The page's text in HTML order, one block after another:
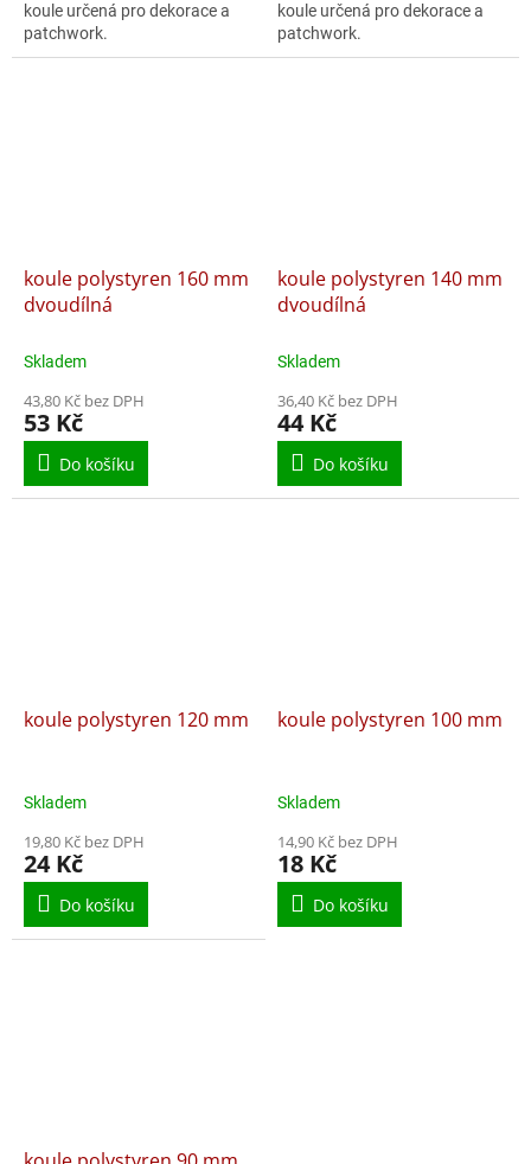
koule určená pro dekorace a
patchwork.
koule určená pro dekorace a
patchwork.
koule polystyren 160 mm
dvoudílná
Skladem
43,80 Kč bez DPH
53 Kč
Do košíku
koule polystyren 140 mm
dvoudílná
Skladem
36,40 Kč bez DPH
44 Kč
Do košíku
koule polystyren 120 mm
Skladem
19,80 Kč bez DPH
24 Kč
Do košíku
koule polystyren 100 mm
Skladem
14,90 Kč bez DPH
18 Kč
Do košíku